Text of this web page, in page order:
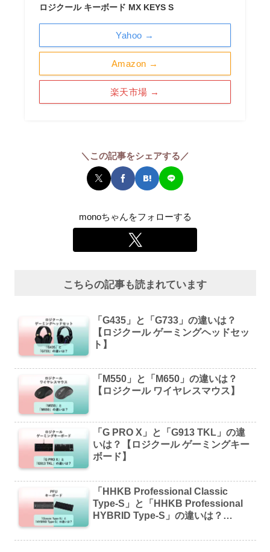
ロジクール キーボード MX KEYS S
Amazon →
楽天市場 →
Yahoo →
＼この記事をシェアする／
monoちゃんをフォローする
こちらの記事も読まれています
「G435」と「G733」の違いは？
【ロジクール ゲーミングヘッドセッ
ト】
「M550」と「M650」の違いは？
【ロジクール ワイヤレスマウス】
「G PRO X」と「G913 TKL」の違
いは？【ロジクール ゲーミングキー
ボード】
「HHKB Professional Classic
Type-S」と「HHKB Professional
HYBRID Type-S」の違いは？